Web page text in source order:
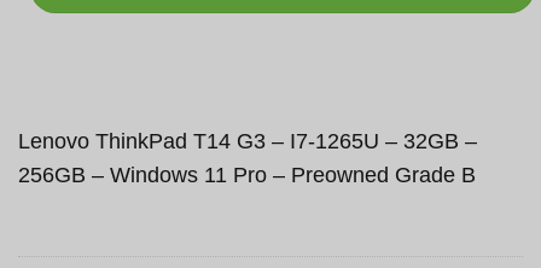
Lenovo ThinkPad T14 G3 – I7-1265U – 32GB –
256GB – Windows 11 Pro – Preowned Grade B